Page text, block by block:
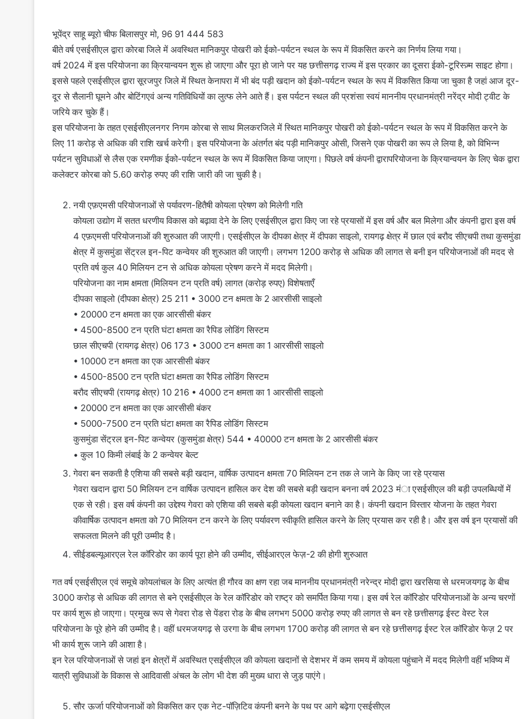
भूपेंद्र साहू ब्यूरो चीफ बिलासपुर मो, 96 91 444 583
बीते वर्ष एसईसीएल द्वारा कोरबा जिले में अवस्थित मानिकपुर पोखरी को ईको-पर्यटन स्थल के रूप में विकसित करने का निर्णय लिया गया।
वर्ष 2024 में इस परियोजना का क्रियान्वयन शुरू हो जाएगा और पूरा हो जाने पर यह छत्तीसगढ़ राज्य में इस प्रकार का दूसरा ईको-टूरिस्ज़्म साइट होगा।
इससे पहले एसईसीएल द्वारा सूरजपुर जिले में स्थित केनापरा में भी बंद पड़ी खदान को ईको-पर्यटन स्थल के रूप में विकसित किया जा चुका है जहां आज दूर-
दूर से सैलानी घूमने और बोटिंगएवं अन्य गतिविधियों का लुत्फ लेने आते हैं। इस पर्यटन स्थल की प्रशंसा स्वयं माननीय प्रधानमंत्री नरेंद्र मोदी ट्वीट के
जरिये कर चुके हैं।
इस परियोजना के तहत एसईसीएलनगर निगम कोरबा से साथ मिलकरजिले में स्थित मानिकपुर पोखरी को ईको-पर्यटन स्थल के रूप में विकसित करने के
लिए 11 करोड़ से अधिक की राशि खर्च करेगी। इस परियोजना के अंतर्गत बंद पड़ी मानिकपुर ओसी, जिसने एक पोखरी का रूप ले लिया है, को विभिन्न
पर्यटन सुविधाओं से लैस एक रमणीक ईको-पर्यटन स्थल के रूप में विकसित किया जाएगा। पिछले वर्ष कंपनी द्वारापरियोजना के क्रियान्वयन के लिए चेक द्वारा
कलेक्टर कोरबा को 5.60 करोड़ रुपए की राशि जारी की जा चुकी है।
नयी एफ़एमसी परियोजनाओं से पर्यावरण-हितैषी कोयला प्रेषण को मिलेगी गति
कोयला उद्योग में सतत धरणीय विकास को बढ़ावा देने के लिए एसईसीएल द्वारा किए जा रहे प्रयासों में इस वर्ष और बल मिलेगा और कंपनी द्वारा इस वर्ष
4 एफ़एमसी परियोजनाओं की शुरुआत की जाएगी। एसईसीएल के दीपका क्षेत्र में दीपका साइलो, रायगढ़ क्षेत्र में छाल एवं बरौद सीएचपी तथा कुसमुंडा
क्षेत्र में कुसमुंडा सेंट्रल इन-पिट कन्वेयर की शुरुआत की जाएगी। लगभग 1200 करोड़ से अधिक की लागत से बनी इन परियोजनाओं की मदद से
प्रति वर्ष कुल 40 मिलियन टन से अधिक कोयला प्रेषण करने में मदद मिलेगी।
परियोजना का नाम क्षमता (मिलियन टन प्रति वर्ष) लागत (करोड़ रुपए) विशेषताएँ
दीपका साइलो (दीपका क्षेत्र) 25 211 • 3000 टन क्षमता के 2 आरसीसी साइलो
• 20000 टन क्षमता का एक आरसीसी बंकर
• 4500-8500 टन प्रति घंटा क्षमता का रैपिड लोडिंग सिस्टम
छाल सीएचपी (रायगढ़ क्षेत्र) 06 173 • 3000 टन क्षमता का 1 आरसीसी साइलो
• 10000 टन क्षमता का एक आरसीसी बंकर
• 4500-8500 टन प्रति घंटा क्षमता का रैपिड लोडिंग सिस्टम
बरौद सीएचपी (रायगढ़ क्षेत्र) 10 216 • 4000 टन क्षमता का 1 आरसीसी साइलो
• 20000 टन क्षमता का एक आरसीसी बंकर
• 5000-7500 टन प्रति घंटा क्षमता का रैपिड लोडिंग सिस्टम
कुसमुंडा सेंट्रल इन-पिट कन्वेयर (कुसमुंडा क्षेत्र) 544 • 40000 टन क्षमता के 2 आरसीसी बंकर
• कुल 10 किमी लंबाई के 2 कन्वेयर बेल्ट
गेवरा बन सकती है एशिया की सबसे बड़ी खदान, वार्षिक उत्पादन क्षमता 70 मिलियन टन तक ले जाने के किए जा रहे प्रयास
गेवरा खदान द्वारा 50 मिलियन टन वार्षिक उत्पादन हासिल कर देश की सबसे बड़ी खदान बनना वर्ष 2023 मंा एसईसीएल की बड़ी उपलब्धियों में
एक से रही। इस वर्ष कंपनी का उद्देश्य गेवरा को एशिया की सबसे बड़ी कोयला खदान बनाने का है। कंपनी खदान विस्तार योजना के तहत गेवरा
कीवार्षिक उत्पादन क्षमता को 70 मिलियन टन करने के लिए पर्यावरण स्वीकृति हासिल करने के लिए प्रयास कर रही है। और इस वर्ष इन प्रयासों की
सफलता मिलने की पूरी उम्मीद है।
सीईडबल्यूआरएल रेल कॉरिडोर का कार्य पूरा होने की उम्मीद, सीईआरएल फेज़-2 की होगी शुरुआत
गत वर्ष एसईसीएल एवं समूचे कोयलांचल के लिए अत्यंत ही गौरव का क्षण रहा जब माननीय प्रधानमंत्री नरेन्द्र मोदी द्वारा खरसिया से धरमजयगढ़ के बीच
3000 करोड़ से अधिक की लागत से बने एसईसीएल के रेल कॉरिडोर को राष्ट्र को समर्पित किया गया। इस वर्ष रेल कॉरिडोर परियोजनाओं के अन्य चरणों
पर कार्य शुरू हो जाएगा। प्रमुख रूप से गेवरा रोड से पेंडरा रोड के बीच लगभग 5000 करोड़ रुपए की लागत से बन रहे छत्तीसगढ़ ईस्ट वेस्ट रेल
परियोजना के पूरे होने की उम्मीद है। वहीं धरमजयगढ़ से उरगा के बीच लगभग 1700 करोड़ की लागत से बन रहे छत्तीसगढ़ ईस्ट रेल कॉरिडोर फेज़ 2 पर
भी कार्य शुरू जाने की आशा है।
इन रेल परियोजनाओं से जहां इन क्षेत्रों में अवस्थित एसईसीएल की कोयला खदानों से देशभर में कम समय में कोयला पहुंचाने में मदद मिलेगी वहीं भविष्य में
यात्री सुविधाओं के विकास से आदिवासी अंचल के लोग भी देश की मुख्य धारा से जुड़ पाएंगे।
सौर ऊर्जा परियोजनाओं को विकसित कर एक नेट-पॉज़िटिव कंपनी बनने के पथ पर आगे बढ़ेगा एसईसीएल